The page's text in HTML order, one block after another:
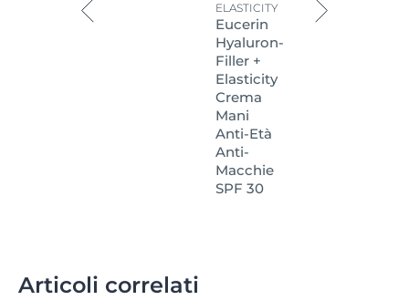
ELASTICITY
Eucerin
Hyaluron-
Filler +
Elasticity
Crema
Mani
Anti-Età
Anti-
Macchie
SPF 30
Articoli correlati